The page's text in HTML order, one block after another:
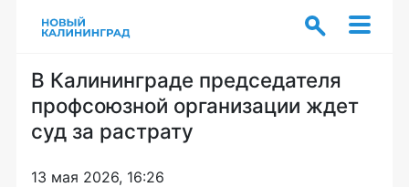
В Калининграде председателя
профсоюзной организации ждет
суд за растрату
13 мая 2026, 16:26